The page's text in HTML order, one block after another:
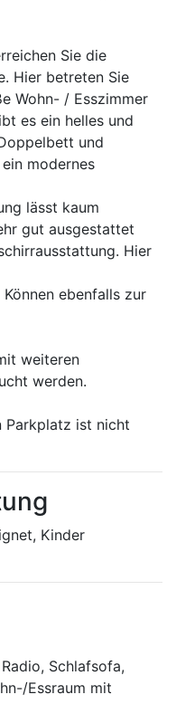
Sie die
Hier betreten Sie
Wohn- / Esszimmer
es ein helles und
und
modernes
lässt kaum
gut ausgestattet
Hier
ebenfalls zur
weiteren
werden.
Parkplatz ist nicht
Kinder
Schlafsofa,
Essraum mit